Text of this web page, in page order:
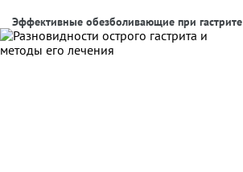
Эффективные обезболивающие при гастрите